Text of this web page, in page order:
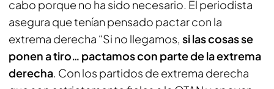
cabo porque no ha sido necesario. El periodista
asegura que tenían pensado pactar con la
extrema derecha “Si no llegamos, si las cosas se
ponen a tiro… pactamos con parte de la extrema
derecha. Con los partidos de extrema derecha